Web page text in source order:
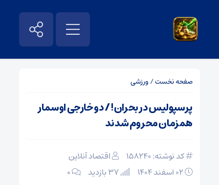
صفحه نخست/ ورزشی
پرسپولیس در بحران! / دو خارجی اوسمار
همزمان محروم شدند
کد نوشته: 158240
اقتصاد آنلاین
۰